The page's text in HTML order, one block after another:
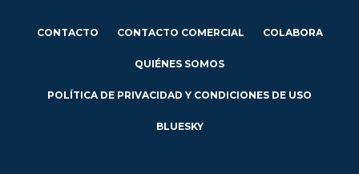
CONTACTO CONTACTO COMERCIAL COLABORA
QUIÉNES SOMOS
POLÍTICA DE PRIVACIDAD Y CONDICIONES DE USO
BLUESKY